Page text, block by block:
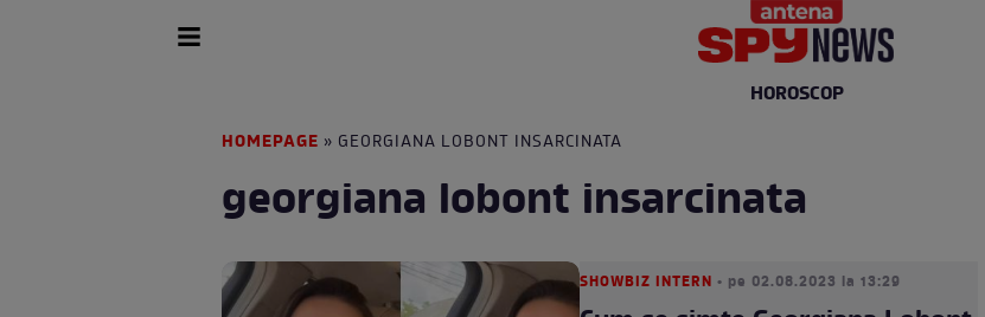
HOROSCOP
HOMEPAGE » GEORGIANA LOBONT INSARCINATA
georgiana lobont insarcinata
SHOWBIZ INTERN • pe 02.08.2023 la 13:29